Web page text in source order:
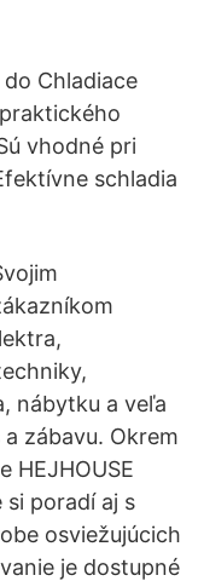
Chladiace
vhodné pri
schladia
nábytku a veľa
zábavu. Okrem
HEJHOUSE
si poradí aj s
osviežujúcich
je dostupné